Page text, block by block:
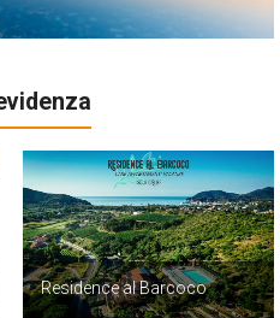
Residence al Barcoco